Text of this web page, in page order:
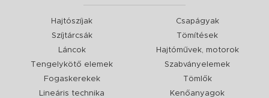
Hajtószíjak
Szíjtárcsák
Láncok
Tengelykötő elemek
Fogaskerekek
Lineáris technika
Csapágyak
Tömítések
Hajtóművek, motorok
Szabványelemek
Tömlők
Kenőanyagok